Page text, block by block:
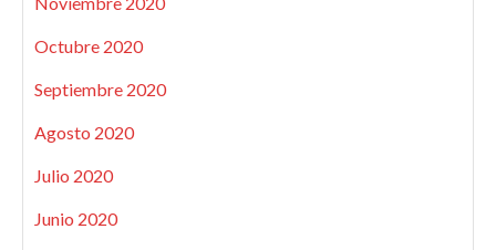
Octubre 2020
Septiembre 2020
Agosto 2020
Julio 2020
Junio 2020